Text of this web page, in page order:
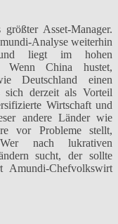
Asset-Manager.
Analyse weiterhin
liegt im hohen
Wenn China hustet,
Deutschland einen
sich derzeit als Vorteil
Wirtschaft und
andere Länder wie
vor Probleme stellt,
nach lukrativen
sucht, der sollte
Amundi-Chefvolkswirt